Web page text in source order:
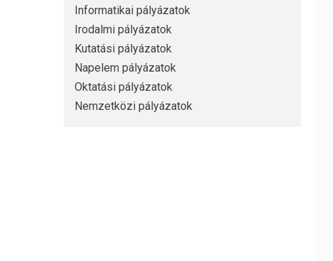
Informatikai pályázatok
Irodalmi pályázatok
Kutatási pályázatok
Napelem pályázatok
Oktatási pályázatok
Nemzetközi pályázatok